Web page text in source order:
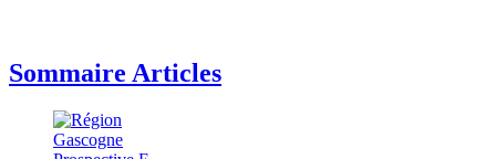
Sommaire Articles